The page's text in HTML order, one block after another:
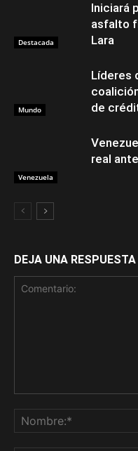
Destacada
Iniciará
asfalto
Lara
Mundo
Líderes
de
Venezuela
real
DEJA UNA RESPUESTA